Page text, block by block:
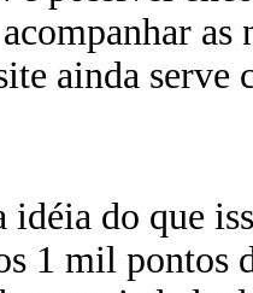
ainda serve
idéia do que
1 mil pontos